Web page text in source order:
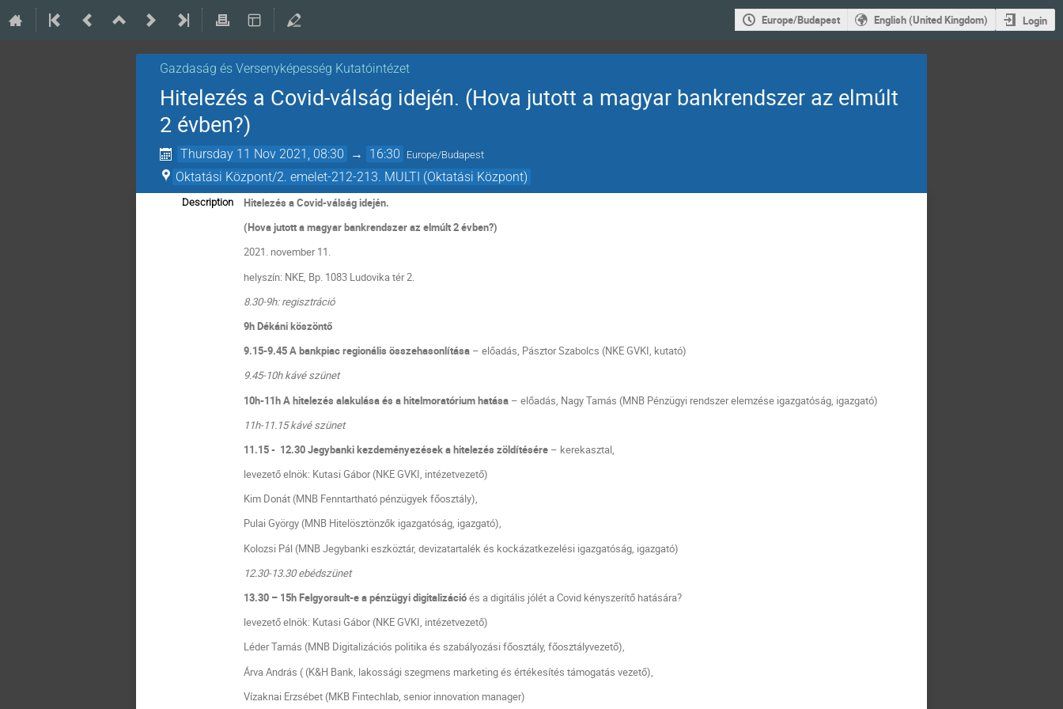
Europe/Budapest English (United Kingdom) Login
Gazdaság és Versenyképesség Kutatóintézet
Hitelezés a Covid-válság idején. (Hova jutott a magyar bankrendszer az elmúlt
2 évben?)
Thursday 11 Nov 2021, 08:30 → 16:30 Europe/Budapest
Oktatási Központ/2. emelet-212-213. MULTI (Oktatási Központ)
Description
Hitelezés a Covid-válság idején.
(Hova jutott a magyar bankrendszer az elmúlt 2 évben?)
2021. november 11.
helyszín: NKE, Bp. 1083 Ludovika tér 2.
8.30-9h: regisztráció
9h Dékáni köszöntő
9.15-9.45 A bankpiac regionális összehasonlítása – előadás, Pásztor Szabolcs (NKE GVKI, kutató)
9.45-10h kávé szünet
10h-11h A hitelezés alakulása és a hitelmoratórium hatása – előadás, Nagy Tamás (MNB Pénzügyi rendszer elemzése igazgatóság, igazgató)
11h-11.15 kávé szünet
11.15 - 12.30 Jegybanki kezdeményezések a hitelezés zöldítésére – kerekasztal,
levezető elnök: Kutasi Gábor (NKE GVKI, intézetvezető)
Kim Donát (MNB Fenntartható pénzügyek főosztály),
Pulai György (MNB Hitelösztönzők igazgatóság, igazgató),
Kolozsi Pál (MNB Jegybanki eszköztár, devizatartalék és kockázatkezelési igazgatóság, igazgató)
12.30-13.30 ebédszünet
13.30 – 15h Felgyorsult-e a pénzügyi digitalizációés a digitális jólét a Covid kényszerítő hatására?
levezető elnök: Kutasi Gábor (NKE GVKI, intézetvezető)
Léder Tamás (MNB Digitalizációs politika és szabályozási főosztály, főosztályvezető),
Árva András ( (K&H Bank, lakossági szegmens marketing és értékesítés támogatás vezető)
Vízaknai Erzsébet (MKB Fintechlab, senior innovation manager)